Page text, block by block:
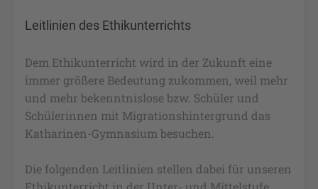
Leitlinien des Ethikunterrichts
Dem Ethikunterricht wird in der Zukunft eine
immer größere Bedeutung zukommen, weil mehr
und mehr bekenntnislose bzw. Schüler und
Schülerinnen mit Migrationshintergrund das
Katharinen-Gymnasium besuchen.
Die folgenden Leitlinien stellen dabei für unseren